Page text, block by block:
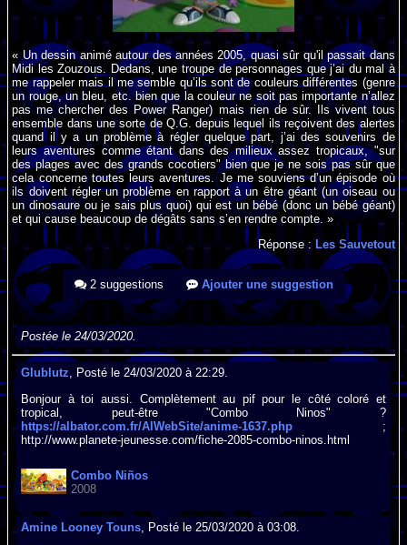
« Un dessin animé autour des années 2005, quasi sûr qu'il passait dans
Midi les Zouzous. Dedans, une troupe de personnages que j’ai du mal à
me rappeler mais il me semble qu’ils sont de couleurs différentes (genre
un rouge, un bleu, etc. bien que la couleur ne soit pas importante n’allez
pas me chercher des Power Ranger) mais rien de sûr. Ils vivent tous
ensemble dans une sorte de Q.G. depuis lequel ils reçoivent des alertes
quand il y a un problème à régler quelque part, j’ai des souvenirs de
leurs aventures comme étant dans des milieux assez tropicaux, "sur
des plages avec des grands cocotiers" bien que je ne sois pas sûr que
cela concerne toutes leurs aventures. Je me souviens d’un épisode où
ils doivent régler un problème en rapport à un être géant (un oiseau ou
un dinosaure ou je sais plus quoi) qui est un bébé (donc un bébé géant)
et qui cause beaucoup de dégâts sans s’en rendre compte. »
Réponse : Les Sauvetout
2 suggestions Ajouter une suggestion
Postée le 24/03/2020.
Glublutz, Posté le 24/03/2020 à 22:29.
Bonjour à toi aussi. Complètement au pif pour le côté coloré et
tropical, peut-être "Combo Ninos" ?
https://albator.com.fr/AlWebSite/anime-1637.php ;
http://www.planete-jeunesse.com/fiche-2085-combo-ninos.html
Combo Niños
2008
Amine Looney Touns , Posté le 25/03/2020 à 03:08.